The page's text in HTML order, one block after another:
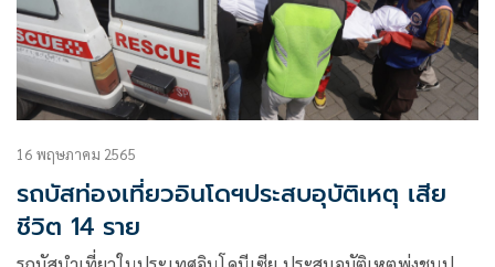
16 พฤษภาคม 2565
รถบัสท่องเที่ยวอินโดฯประสบอุบัติเหตุ เสีย
ชีวิต 14 ราย